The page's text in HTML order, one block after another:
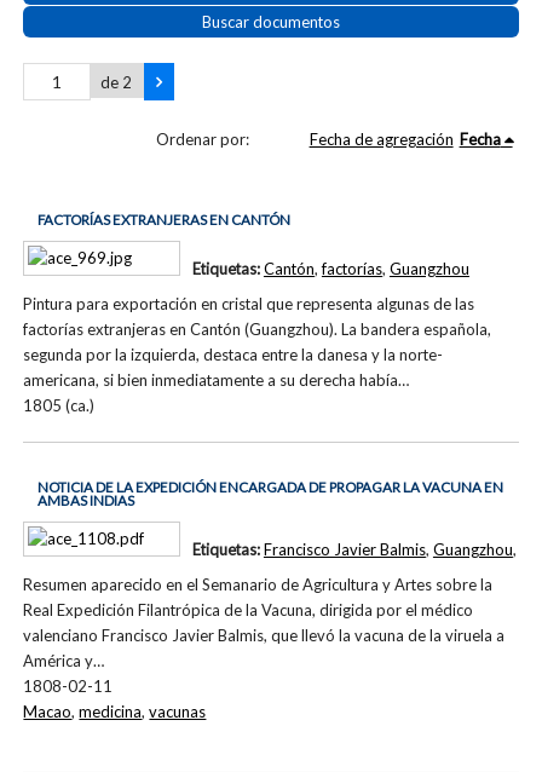
Buscar documentos
de 2
Ordenar por: Fecha de agregación Fecha
FACTORÍAS EXTRANJERAS EN CANTÓN
Pintura para exportación en cristal que representa algunas de las
factorías extranjeras en Cantón (Guangzhou). La bandera española,
segunda por la izquierda, destaca entre la danesa y la norte-
americana, si bien inmediatamente a su derecha había…
1805 (ca.)
Etiquetas:Cantón,factorías, Guangzhou
NOTICIA DE LA EXPEDICIÓN ENCARGADA DE PROPAGAR LA VACUNA EN
AMBAS INDIAS
Resumen aparecido en el Semanario de Agricultura y Artes sobre la
Real Expedición Filantrópica de la Vacuna, dirigida por el médico
valenciano Francisco Javier Balmis, que llevó la vacuna de la viruela a
América y…
1808-02-11
Etiquetas:Francisco Javier Balmis, Guangzhou,
Macao,medicina,vacunas